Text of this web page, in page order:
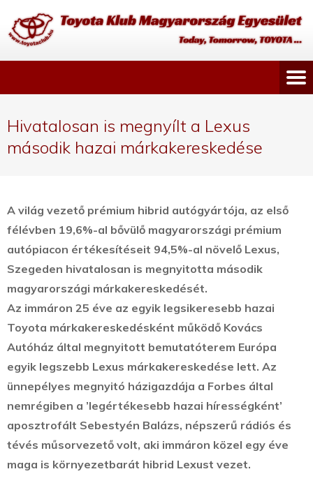
Hivatalosan is megnyílt a Lexus
második hazai márkakereskedése
A világ vezető prémium hibrid autógyártója, az első
félévben 19,6%-al bővülő magyarországi prémium
autópiacon értékesítéseit 94,5%-al növelő Lexus,
Szegeden hivatalosan is megnyitotta második
magyarországi márkakereskedését.
Az immáron 25 éve az egyik legsikeresebb hazai
Toyota márkakereskedésként működő Kovács
Autóház által megnyitott bemutatóterem Európa
egyik legszebb Lexus márkakereskedése lett. Az
ünnepélyes megnyitó házigazdája a Forbes által
nemrégiben a ’legértékesebb hazai hírességként’
aposztrofált Sebestyén Balázs, népszerű rádiós és
tévés műsorvezető volt, aki immáron közel egy éve
maga is környezetbarát hibrid Lexust vezet.